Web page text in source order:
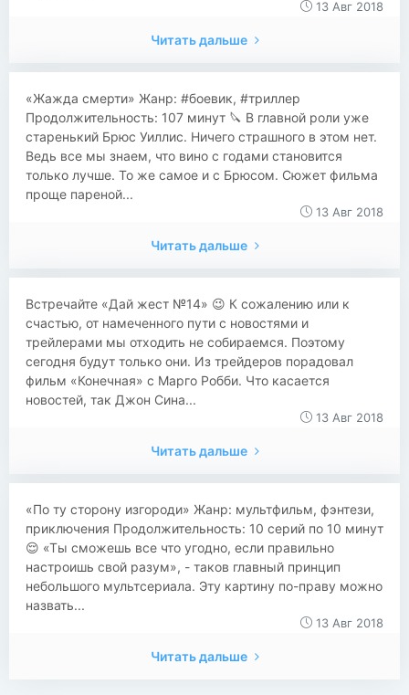
13 Авг 2018
Читать дальше
«Жажда смерти» Жанр: #боевик, #триллер
Продолжительность: 107 минут 🔪 В главной роли уже
старенький Брюс Уиллис. Ничего страшного в этом нет.
Ведь все мы знаем, что вино с годами становится
только лучше. То же самое и с Брюсом. Сюжет фильма
проще пареной...
13 Авг 2018
Читать дальше
Встречайте «Дай жест №14» 😉 К сожалению или к
счастью, от намеченного пути с новостями и
трейлерами мы отходить не собираемся. Поэтому
сегодня будут только они. Из трейдеров порадовал
фильм «Конечная» с Марго Робби. Что касается
новостей, так Джон Сина...
13 Авг 2018
Читать дальше
«По ту сторону изгороди» Жанр: мультфильм, фэнтези,
приключения Продолжительность: 10 серий по 10 минут
😌 «Ты сможешь все что угодно, если правильно
настроишь свой разум», - таков главный принцип
небольшого мультсериала. Эту картину по-праву можно
назвать...
13 Авг 2018
Читать дальше